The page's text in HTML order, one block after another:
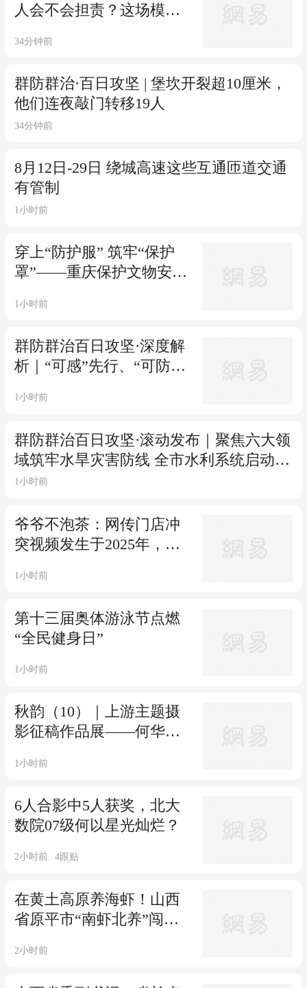
人会不会担责？这场模拟
34分钟前
群防群治·百日攻坚 | 堡坎开裂超10厘米，
他们连夜敲门转移19人
34分钟前
8月12日-29日 绕城高速这些互通匝道交通
有管制
1小时前
穿上“防护服” 筑牢“保护
罩”——重庆保护文物安全
1小时前
群防群治百日攻坚·深度解
析｜“可感”先行、“可防”
能让荣昌有效应对3轮区域
1小时前
群防群治百日攻坚·滚动发布｜聚焦六大领
域筑牢水旱灾害防线 全市水利系统启动除
险固安群防群治百日攻坚行动
1小时前
爷爷不泡茶：网传门店冲
突视频发生于2025年，双
1小时前
第十三届奥体游泳节点燃
“全民健身日”
1小时前
秋韵（10）｜上游主题摄
影征稿作品展——何华文
1小时前
6人合影中5人获奖，北大
数院07级何以星光灿烂？
2小时前 4跟贴
在黄土高原养海虾！山西
省原平市“南虾北养”闯出
2小时前